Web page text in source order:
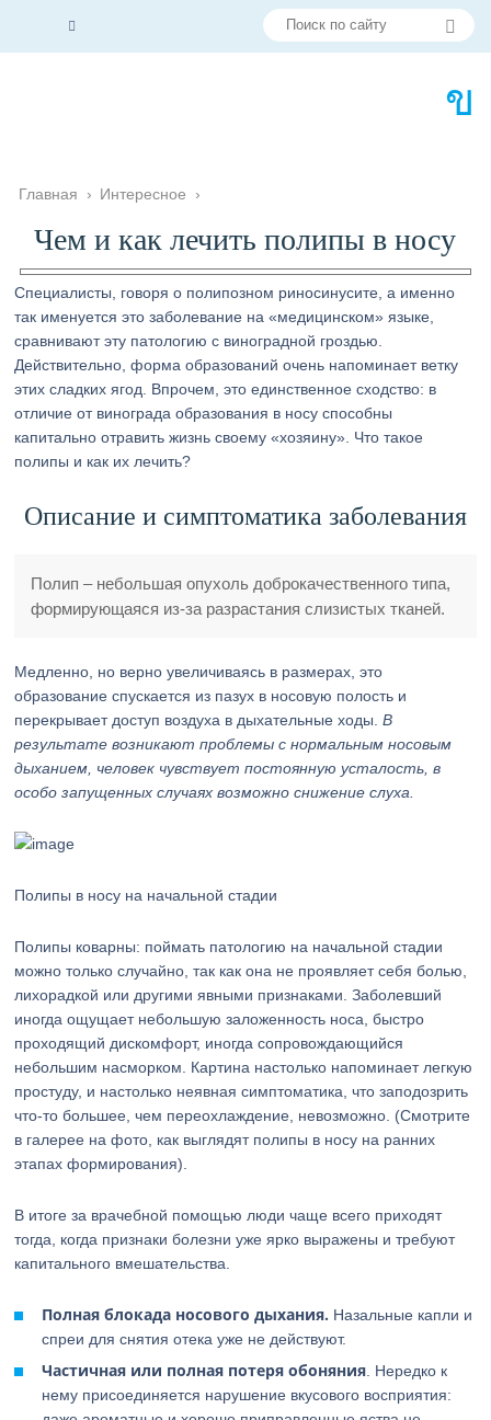
Главная › Интересное ›
Чем и как лечить полипы в носу
Специалисты, говоря о полипозном риносинусите, а именно
так именуется это заболевание на «медицинском» языке,
сравнивают эту патологию с виноградной гроздью.
Действительно, форма образований очень напоминает ветку
этих сладких ягод. Впрочем, это единственное сходство: в
отличие от винограда образования в носу способны
капитально отравить жизнь своему «хозяину». Что такое
полипы и как их лечить?
Описание и симптоматика заболевания
Полип – небольшая опухоль доброкачественного типа,
формирующаяся из-за разрастания слизистых тканей.
Медленно, но верно увеличиваясь в размерах, это
образование спускается из пазух в носовую полость и
перекрывает доступ воздуха в дыхательные ходы.В
результате возникают проблемы с нормальным носовым
дыханием, человек чувствует постоянную усталость, в
особо запущенных случаях возможно снижение слуха.
Полипы в носу на начальной стадии
Полипы коварны: поймать патологию на начальной стадии
можно только случайно, так как она не проявляет себя болью,
лихорадкой или другими явными признаками. Заболевший
иногда ощущает небольшую заложенность носа, быстро
проходящий дискомфорт, иногда сопровождающийся
небольшим насморком. Картина настолько напоминает легкую
простуду, и настолько неявная симптоматика, что заподозрить
что-то большее, чем переохлаждение, невозможно. (Смотрите
в галерее на фото, как выглядят полипы в носу на ранних
этапах формирования).
В итоге за врачебной помощью люди чаще всего приходят
тогда, когда признаки болезни уже ярко выражены и требуют
капитального вмешательства.
Полная блокада носового дыхания. Назальные капли и
спреи для снятия отека уже не действуют.
Частичная или полная потеря обоняния . Нередко к
нему присоединяется нарушение вкусового восприятия: